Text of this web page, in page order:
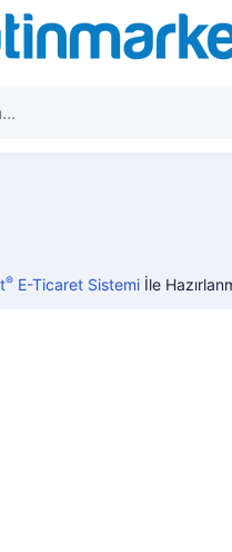
®E-Ticaret Sistemiİle